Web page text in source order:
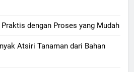
dengan Proses yang Mudah
Atsiri Tanaman dari Bahan